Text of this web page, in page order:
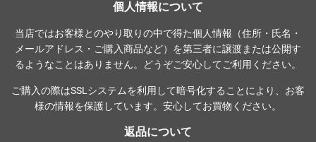
個人情報について
当店ではお客様とのやり取りの中で得た個人情報（住所・氏名・
メールアドレス・ご購入商品など）を第三者に譲渡または公開す
るようなことはありません。どうぞご安心してご利用ください。
ご購入の際はSSLシステムを利用して暗号化することにより、お客
様の情報を保護しています。安心してお買物ください。
返品について